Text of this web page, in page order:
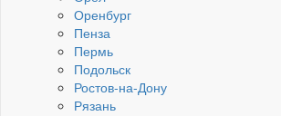
Оренбург
Пенза
Пермь
Подольск
Ростов-на-Дону
Рязань